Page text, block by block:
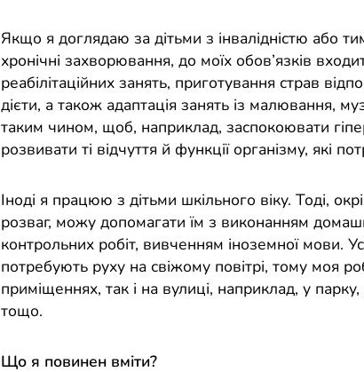
Якщо я доглядаю за дітьми з інвалідністю або
хронічні захворювання, до моїх обов’язків
реабілітаційних занять, приготування страв
дієти, а також адаптація занять із малювання,
таким чином, щоб, наприклад, заспокоювати
розвивати ті відчуття й функції організму, які
Іноді я працюю з дітьми шкільного віку. Тоді,
розваг, можу допомагати їм з виконанням
контрольних робіт, вивченням іноземної мови.
потребують руху на свіжому повітрі, тому моя
приміщеннях, так і на вулиці, наприклад, у
тощо.
Що я повинен вміти?